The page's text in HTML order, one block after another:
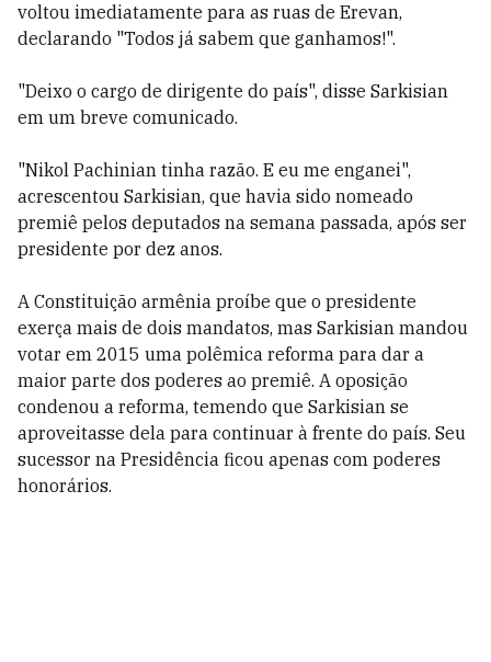
voltou imediatamente para as ruas de Erevan,
declarando "Todos já sabem que ganhamos!".
"Deixo o cargo de dirigente do país", disse Sarkisian
em um breve comunicado.
"Nikol Pachinian tinha razão. E eu me enganei",
acrescentou Sarkisian, que havia sido nomeado
premiê pelos deputados na semana passada, após ser
presidente por dez anos.
A Constituição armênia proíbe que o presidente
exerça mais de dois mandatos, mas Sarkisian mandou
votar em 2015 uma polêmica reforma para dar a
maior parte dos poderes ao premiê. A oposição
condenou a reforma, temendo que Sarkisian se
aproveitasse dela para continuar à frente do país. Seu
sucessor na Presidência ficou apenas com poderes
honorários.